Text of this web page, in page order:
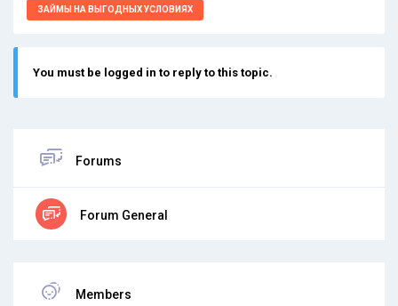
ЗАЙМЫ НА ВЫГОДНЫХ УСЛОВИЯХ
You must be logged in to reply to this topic.
Forums
Forum General
Members